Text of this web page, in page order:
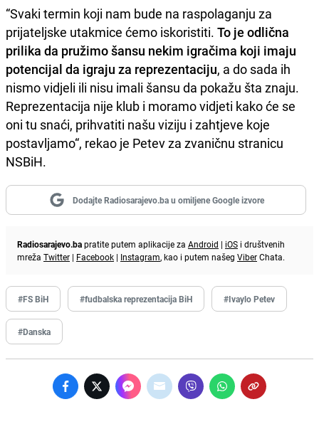
“Svaki termin koji nam bude na raspolaganju za
prijateljske utakmice ćemo iskoristiti. To je odlična
prilika da pružimo šansu nekim igračima koji imaju
potencijal da igraju za reprezentaciju, a do sada ih
nismo vidjeli ili nisu imali šansu da pokažu šta znaju.
Reprezentacija nije klub i moramo vidjeti kako će se
oni tu snaći, prihvatiti našu viziju i zahtjeve koje
postavljamo“, rekao je Petev za zvaničnu stranicu
NSBiH.
Dodajte Radiosarajevo.ba u omiljene Google izvore
Radiosarajevo.bapratite putem aplikacije za Android | iOS i društvenih
mreža Twitter | Facebook | Instagram, kao i putem našeg ViberChata.
#FS BiH #fudbalska reprezentacija BiH #Ivaylo Petev
#Danska